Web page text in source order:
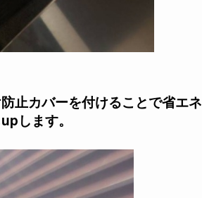
止カバーを付けることで省エネ
します。